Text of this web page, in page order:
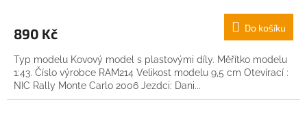
890 Kč Do košíku
Typ modelu Kovový model s plastovými díly. Měřítko modelu
1:43. Číslo výrobce RAM214 Velikost modelu 9,5 cm Otevírací :
NIC Rally Monte Carlo 2006 Jezdci: Dani...